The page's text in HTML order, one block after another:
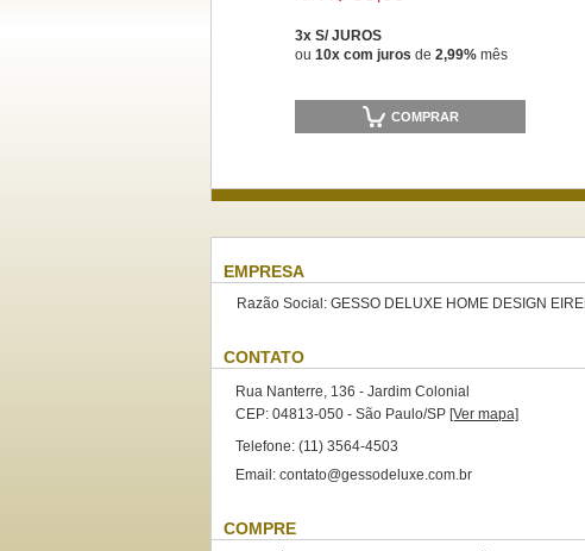
3x S/ JUROS
ou 10x com juros de 2,99% mês
COMPRAR
EMPRESA
Razão Social: GESSO DELUXE HOME DESIGN
CONTATO
Rua Nanterre, 136 - Jardim Colonial
CEP: 04813-050 - São Paulo/SP [Ver mapa]
Telefone: (11) 3564-4503
Email: contato@gessodeluxe.com.br
COMPRE